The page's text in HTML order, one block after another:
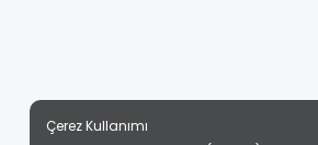
Çerez Kullanımı